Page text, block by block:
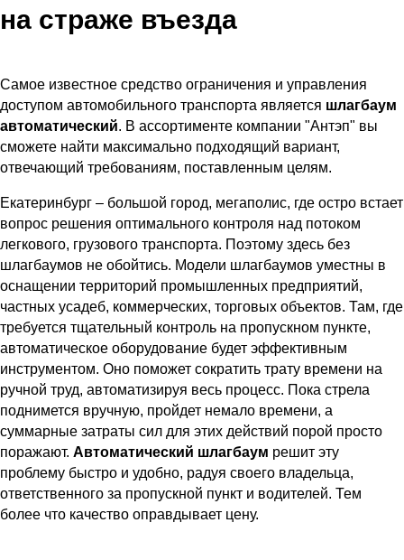
на страже въезда
Самое известное средство ограничения и управления
доступом автомобильного транспорта является шлагбаум
автоматический. В ассортименте компании "Антэп" вы
сможете найти максимально подходящий вариант,
отвечающий требованиям, поставленным целям.
Екатеринбург – большой город, мегаполис, где остро встает
вопрос решения оптимального контроля над потоком
легкового, грузового транспорта. Поэтому здесь без
шлагбаумов не обойтись. Модели шлагбаумов уместны в
оснащении территорий промышленных предприятий,
частных усадеб, коммерческих, торговых объектов. Там, где
требуется тщательный контроль на пропускном пункте,
автоматическое оборудование будет эффективным
инструментом. Оно поможет сократить трату времени на
ручной труд, автоматизируя весь процесс. Пока стрела
поднимется вручную, пройдет немало времени, а
суммарные затраты сил для этих действий порой просто
поражают. Автоматический шлагбаум решит эту
проблему быстро и удобно, радуя своего владельца,
ответственного за пропускной пункт и водителей. Тем
более что качество оправдывает цену.